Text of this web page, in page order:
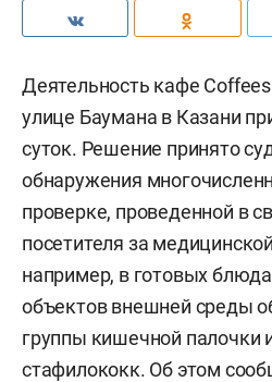
Деятельность кафе
улице Баумана в Казани
суток. Решение принято
обнаружения
проверке, проведенной в
посетителя за
например, в готовых
объектов внешней среды
группы кишечной палочки
стафилококк. Об этом